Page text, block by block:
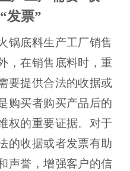
发票”
底料生产工厂销售
，在销售底料时，重
要提供合法的收据或
购买者购买产品后的
权的重要证据。对于
的收据或者发票有助
声誉，增强客户的信